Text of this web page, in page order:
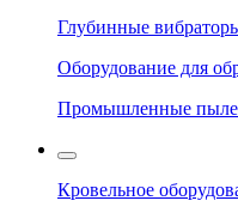
Глубинные
Оборудование для
Промышленные
Кровельное